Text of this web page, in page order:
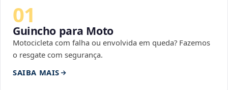
01
Guincho para Moto
Motocicleta com falha ou envolvida em queda? Fazemos
o resgate com segurança.
SAIBA MAIS